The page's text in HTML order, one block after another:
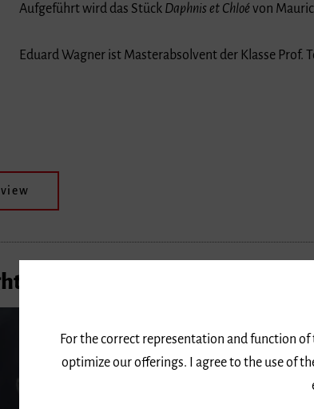
Aufgeführt wird das Stück Daphnis et Chloé von
Eduard Wagner ist Masterabsolvent der Klasse Prof.
also be interested in
For the correct representation and function
optimize our offerings. I agree to the use of